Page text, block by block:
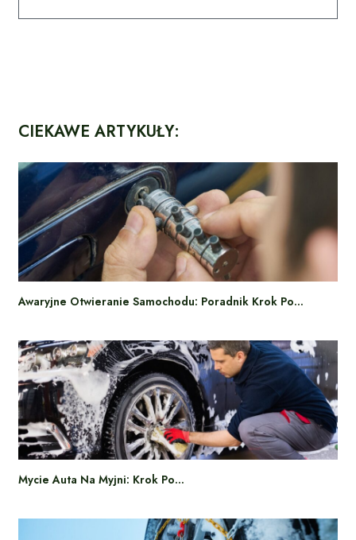
CIEKAWE ARTYKUŁY:
Awaryjne Otwieranie Samochodu: Poradnik Krok Po…
Mycie Auta Na Myjni: Krok Po…